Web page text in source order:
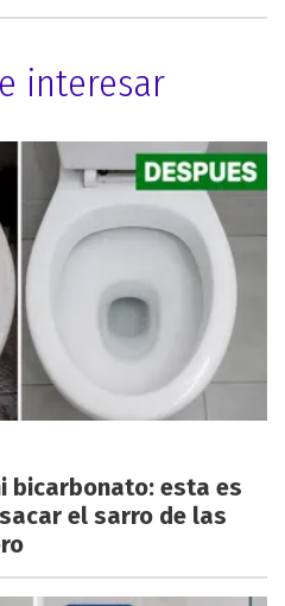
interesar
bicarbonato: esta es
el sarro de las